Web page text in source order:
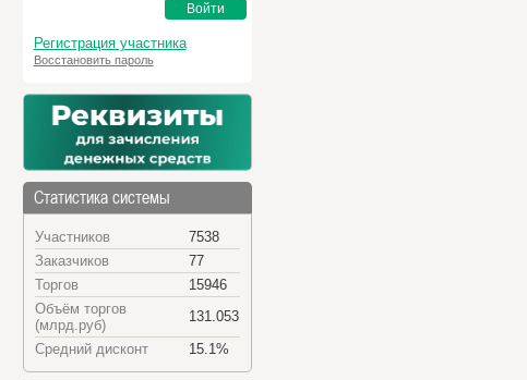
Войти
Регистрация участника
Восстановить пароль
Статистика системы
Участников
7538
Заказчиков
77
Торгов
15946
Объём торгов
(млрд.руб)
131.053
Средний дисконт
15.1%